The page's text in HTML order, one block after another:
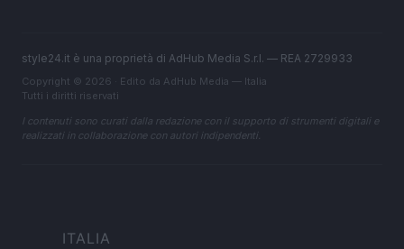
style24.it è una proprietà di AdHub Media S.r.l. — REA 2729933
Copyright © 2026 · Edito da AdHub Media — Italia
Tutti i diritti riservati
I contenuti sono curati dalla redazione con il supporto di strumenti digitali e
realizzati in collaborazione con autori indipendenti.
ITALIA